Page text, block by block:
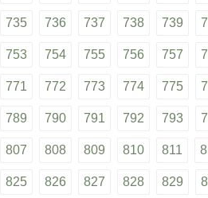
735 736 737 738 739
753 754 755 756 757
771 772 773 774 775
789 790 791 792 793
807 808 809 810 811
825 826 827 828 829